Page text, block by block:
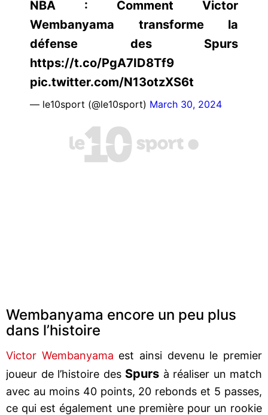
NBA : Comment Victor
Wembanyama transforme la
défense des Spurs
https://t.co/PgA7ID8Tf9
pic.twitter.com/N13otzXS6t
— le10sport (@le10sport) March 30, 2024
Wembanyama encore un peu plus
dans l’histoire
Victor Wembanyama est ainsi devenu le premier
joueur de l’histoire des Spurs à réaliser un match
avec au moins 40 points, 20 rebonds et 5 passes,
ce qui est également une première pour un rookie